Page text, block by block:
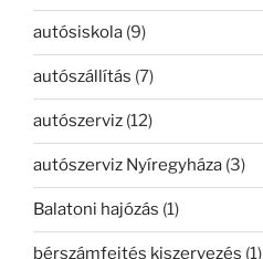
autósiskola (9)
autószállítás (7)
autószerviz (12)
autószerviz Nyíregyháza (3)
Balatoni hajózás (1)
bérszámfejtés kiszervezés (1)